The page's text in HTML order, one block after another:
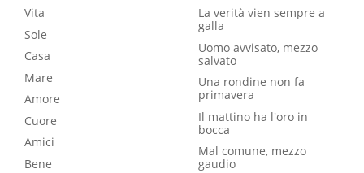
Vita
Sole
Casa
Mare
Amore
Cuore
Amici
Bene
La verità vien sempre a
galla
Uomo avvisato, mezzo
salvato
Una rondine non fa
primavera
Il mattino ha l'oro in
bocca
Mal comune, mezzo
gaudio